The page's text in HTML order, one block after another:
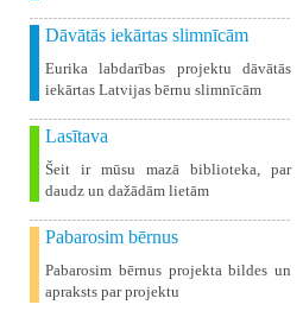
Dāvātās iekārtas slimnīcām
Eurika labdarības projektu dāvātās
iekārtas Latvijas bērnu slimnīcām
Lasītava
Šeit ir mūsu mazā biblioteka, par
daudz un dažādām lietām
Pabarosim bērnus
Pabarosim bērnus projekta bildes un
apraksts par projektu